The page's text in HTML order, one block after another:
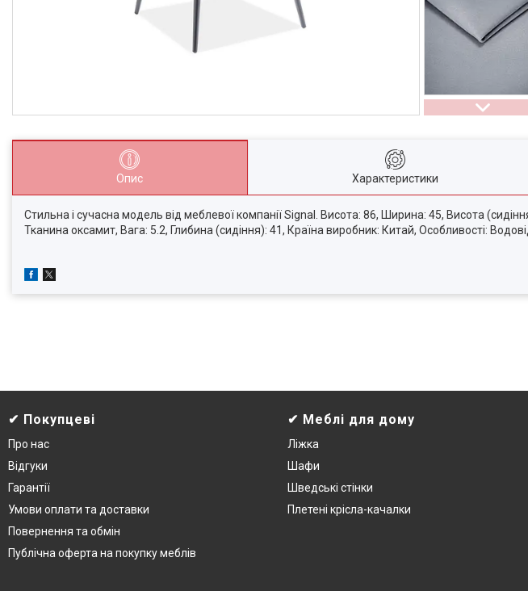
Опис Характеристики
Стильна і сучасна модель від меблевої компанії Signal. Висота: 86, Ширина: 45, Висота
Тканина оксамит, Вага: 5.2, Глибина (сидіння): 41, Країна виробник: Китай, Особливості:
✔ Покупцеві
Про нас
Відгуки
Гарантії
Умови оплати та доставки
Повернення та обмін
Публічна оферта на покупку меблів
✔ Меблі для дому
Ліжка
Шафи
Шведські стінки
Плетені крісла-качалки